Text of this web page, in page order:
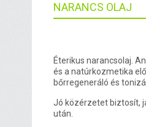
NARANCS OLAJ
Éterikus narancsolaj.
és a natúrkozmetika
bőrregeneráló és
Jó közérzetet biztosít,
után.